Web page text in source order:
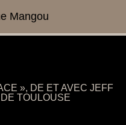
», DE ET AVEC JEFF
TOULOUSE
Mangou